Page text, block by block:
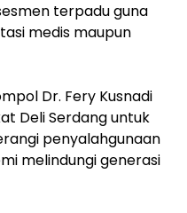
terpadu guna
medis maupun
Dr. Fery Kusnadi
Deli Serdang untuk
penyalahgunaan
melindungi generasi